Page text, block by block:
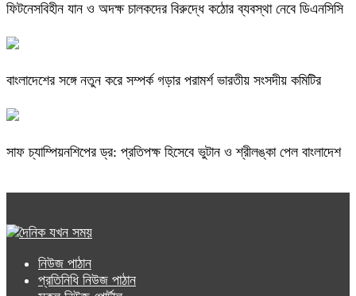
ফিটনেসবিহীন যান ও অদক্ষ চালকদের বিরুদ্ধে কঠোর ব্যবস্থা নেবে ডিএনসিসি
বাংলাদেশের সঙ্গে নতুন করে সম্পর্ক গড়ার পরামর্শ ভারতীয় সংসদীয় কমিটির
সাফ চ্যাম্পিয়নশিপের ড্র: প্রতিপক্ষ হিসেবে ভুটান ও শ্রীলঙ্কা পেল বাংলাদেশ
নিউজ পাঠান
প্রতিনিধি নিউজ পাঠান